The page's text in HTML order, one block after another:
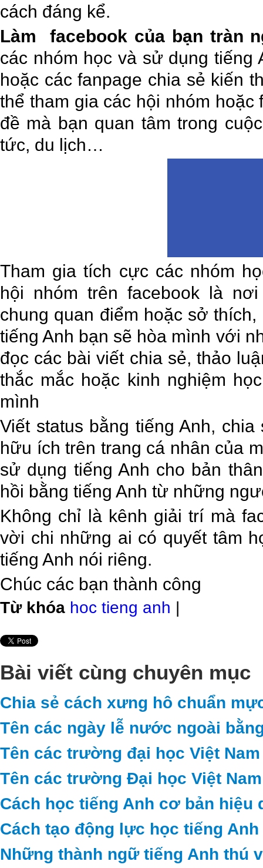
cách đáng kể.
Làm facebook của bạn tràn
các nhóm học và sử dụng tiếng
hoặc các fanpage chia sẻ kiến
thể tham gia các hội nhóm
đề mà bạn quan tâm trong
tức, du lịch…
Tham gia tích cực các nhóm
hội nhóm trên facebook là
chung quan điểm hoặc sở
tiếng Anh bạn sẽ hòa mình với
đọc các bài viết chia sẻ, thảo
thắc mắc hoặc kinh nghiệm
mình
Viết status bằng tiếng Anh,
hữu ích trên trang cá nhân của
sử dụng tiếng Anh cho bản
hồi bằng tiếng Anh từ những
Không chỉ là kênh giải trí mà
vời chi những ai có quyết tâm
tiếng Anh nói riêng.
Chúc các bạn thành công
Từ khóa hoc tieng anh |
Bài viết cùng chuyên mục
Chia sẻ cách xưng hô chuẩn
Tên các ngày lễ nước ngoài
Tên các trường đại học Việt
Tên các trường Đại học Việt
Cách học tiếng Anh cơ bản hiệu
Cách tạo động lực học tiếng
Những thành ngữ tiếng Anh thú